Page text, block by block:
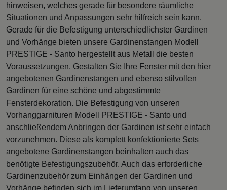
hinweisen, welches gerade für besondere räumliche
Situationen und Anpassungen sehr hilfreich sein kann.
Gerade für die Befestigung unterschiedlichster Gardinen
und Vorhänge bieten unsere Gardinenstangen Modell
PRESTIGE - Santo hergestellt aus Metall die besten
Voraussetzungen. Gestalten Sie Ihre Fenster mit den hier
angebotenen Gardinenstangen und ebenso stilvollen
Gardinen für eine schöne und abgestimmte
Fensterdekoration. Die Befestigung von unseren
Vorhanggarnituren Modell PRESTIGE - Santo und
anschließendem Anbringen der Gardinen ist sehr einfach
vorzunehmen. Diese als komplett konfektionierte Sets
angebotene Gardinenstangen beinhalten auch das
benötigte Befestigungszubehör. Auch das erforderliche
Gardinenzubehör zum Einhängen der Gardinen und